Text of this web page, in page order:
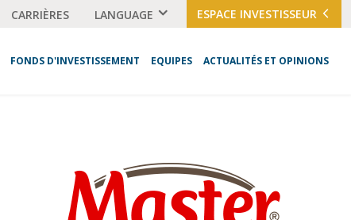
CARRIÈRES LANGUAGE ESPACE INVESTISSEUR
FONDS D'INVESTISSEMENT EQUIPES ACTUALITÉS ET OPINIONS